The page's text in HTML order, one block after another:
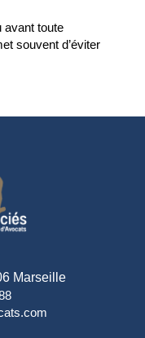
avant toute
souvent d’éviter
Marseille